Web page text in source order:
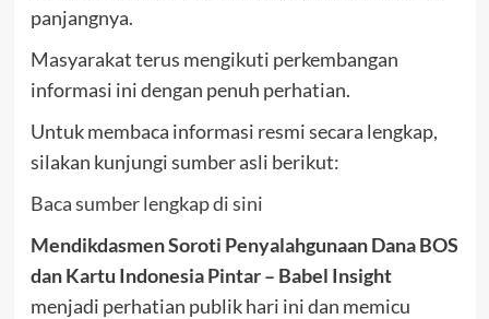
panjangnya.
Masyarakat terus mengikuti perkembangan
informasi ini dengan penuh perhatian.
Untuk membaca informasi resmi secara lengkap,
silakan kunjungi sumber asli berikut:
Baca sumber lengkap di sini
Mendikdasmen Soroti Penyalahgunaan Dana BOS
dan Kartu Indonesia Pintar – Babel Insight
menjadi perhatian publik hari ini dan memicu